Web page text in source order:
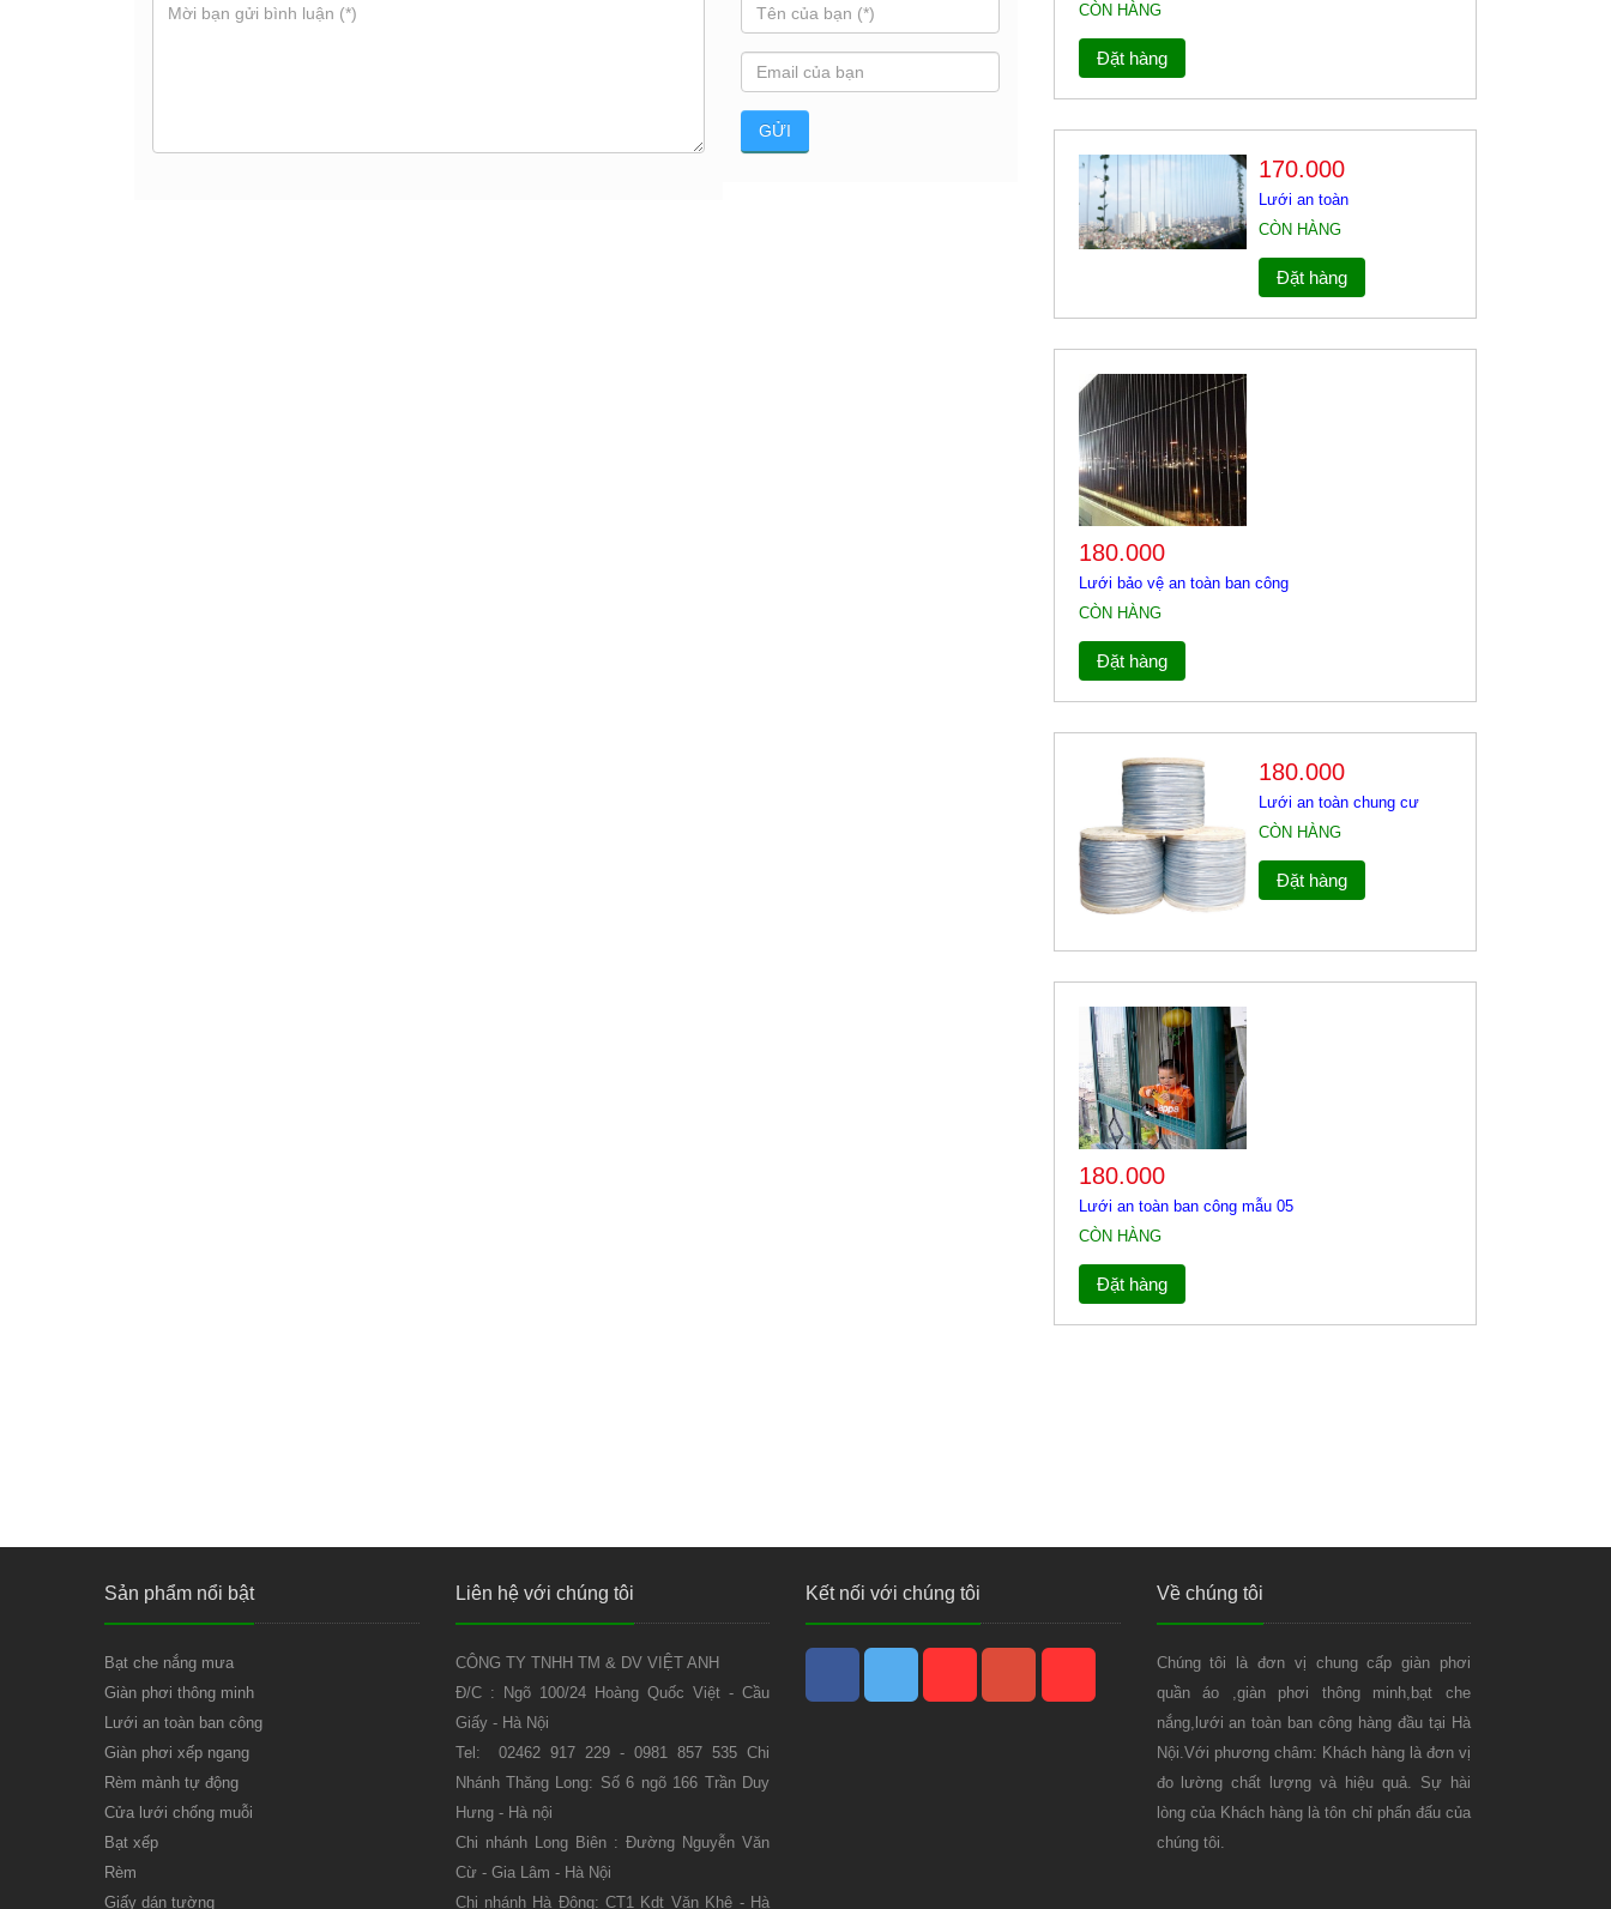
CÒN HÀNG
Đặt hàng
170.000
Lưới an toàn
CÒN HÀNG
Đặt hàng
180.000
Lưới bảo vệ an toàn ban công
CÒN HÀNG
Đặt hàng
180.000
Lưới an toàn chung cư
CÒN HÀNG
Đặt hàng
180.000
Lưới an toàn ban công mẫu 05
CÒN HÀNG
Đặt hàng
Sản phẩm nổi bật
Bạt che nắng mưa
Giàn phơi thông minh
Lưới an toàn ban công
Giàn phơi xếp ngang
Rèm mành tự động
Cửa lưới chống muỗi
Bạt xếp
Rèm
Giấy dán tường
Liên hệ với chúng tôi
CÔNG TY TNHH TM & DV VIỆT ANH
Đ/C : Ngõ 100/24 Hoàng Quốc Việt - Cầu
Giấy - Hà Nội
Tel: 02462 917 229 - 0981 857 535 Chi
Nhánh Thăng Long: Số 6 ngõ 166 Trần Duy
Hưng - Hà nội
Chi nhánh Long Biên : Đường Nguyễn Văn
Cừ - Gia Lâm - Hà Nội
Chi nhánh Hà Đông: CT1 Kdt Văn Khê - Hà
Kết nối với chúng tôi Về chúng tôi
Chúng tôi là đơn vị chung cấp giàn phơi
quần áo ,giàn phơi thông minh,bạt che
nắng,lưới an toàn ban công hàng đầu tại Hà
Nội.Với phương châm: Khách hàng là đơn vị
đo lường chất lượng và hiệu quả. Sự hài
lòng của Khách hàng là tôn chỉ phấn đấu của
chúng tôi.